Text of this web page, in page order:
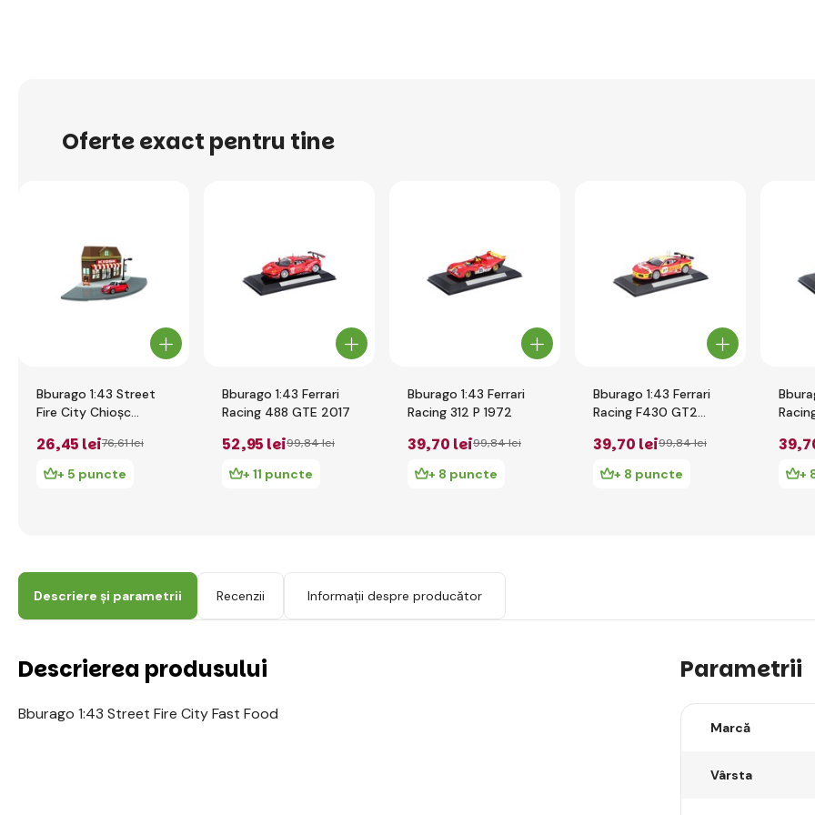
Oferte exact pentru tine
Bburago 1:43 Street
Fire City Chioșc
26,45 lei76,61 lei
+ 5 puncte
Bburago 1:43 Ferrari
Racing 488 GTE 2017
52,95 lei99,84 lei
+ 11 puncte
Bburago 1:43 Ferrari
Racing 312 P 1972
39,70 lei99,84 lei
+ 8 puncte
Bburago 1:43 Ferrari
Racing F430 GT2
39,70 lei99,84 lei
+ 8 puncte
39
+
Descriere și parametrii Recenzii Informații despre producător
Descrierea produsului
Bburago 1:43 Street Fire City Fast Food
Parametrii
Marcă
Vârsta